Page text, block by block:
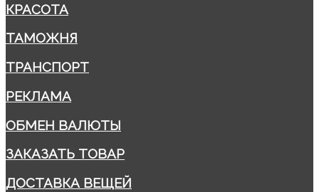
КРАСОТА
ТАМОЖНЯ
ТРАНСПОРТ
РЕКЛАМА
ОБМЕН ВАЛЮТЫ
ЗАКАЗАТЬ ТОВАР
ДОСТАВКА ВЕЩЕЙ